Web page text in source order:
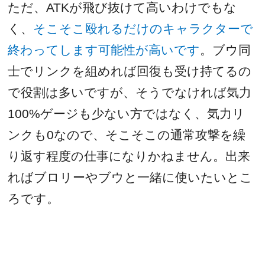
ただ、ATKが飛び抜けて高いわけでもな
く、 そこそこ殴れるだけのキャラクターで
終わってします可能性が高いです。ブウ同
士でリンクを組めれば回復も受け持てるの
で役割は多いですが、そうでなければ気力
100%ゲージも少ない方ではなく、気力リ
ンクも0なので、そこそこの通常攻撃を繰
り返す程度の仕事になりかねません。出来
ればブロリーやブウと一緒に使いたいとこ
ろです。